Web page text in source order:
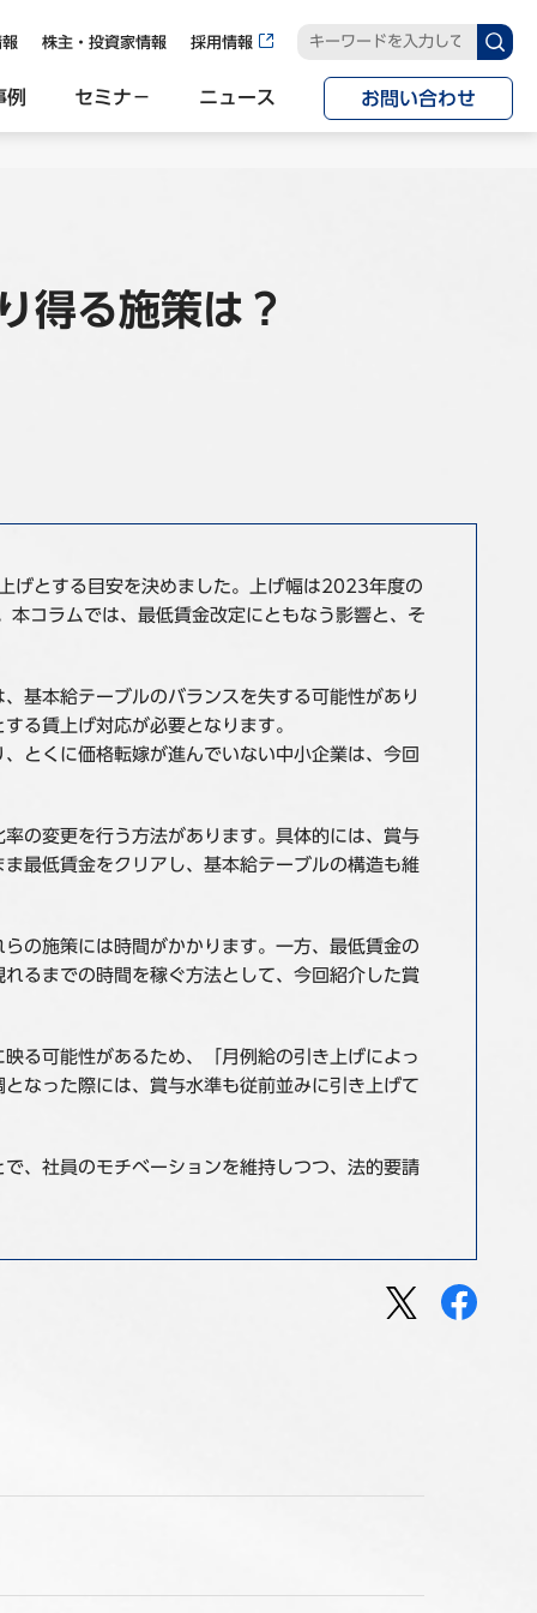
報 株主・投資家情報 採用情報
例 セミナ− ニュース お問い合わせ
得る施策は？
げとする目安を決めました。上げ幅は2023年度の
コラムでは、最低賃金改定にともなう影響と、そ
基本給テーブルのバランスを失する可能性があり
る賃上げ対応が必要となります。
とくに価格転嫁が進んでいない中小企業は、今回
の変更を行う方法があります。具体的には、賞与
最低賃金をクリアし、基本給テーブルの構造も維
の施策には時間がかかります。一方、最低賃金の
るまでの時間を稼ぐ方法として、今回紹介した賞
る可能性があるため、「月例給の引き上げによっ
なった際には、賞与水準も従前並みに引き上げて
、社員のモチベーションを維持しつつ、法的要請